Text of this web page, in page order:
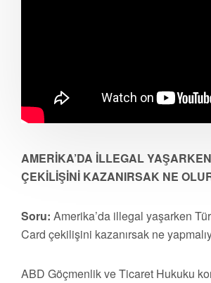
AMERİKA’DA İLLEGAL
ÇEKİLİŞİNİ KAZANIRSAK NE
Soru: Amerika’da illegal yaşarken
Card çekilişini kazanırsak ne
ABD Göçmenlik ve Ticaret Hukuku